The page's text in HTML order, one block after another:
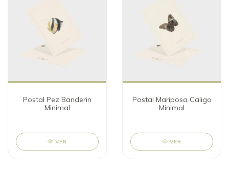
Postal Pez Banderin
Minimal
VER
Postal Mariposa Caligo
Minimal
VER